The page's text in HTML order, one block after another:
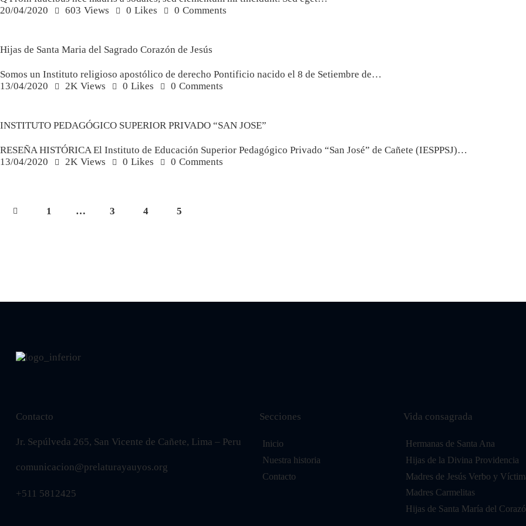
20/04/2020
603 Views 0 Likes 0 Comments
Hijas de Santa Maria del Sagrado Corazón de Jesús
Somos un Instituto religioso apostólico de derecho Pontificio nacido el 8 de Setiembre de…
13/04/2020
2K Views 0 Likes 0 Comments
INSTITUTO PEDAGÓGICO SUPERIOR PRIVADO “SAN JOSE”
RESEÑA HISTÓRICA El Instituto de Educación Superior Pedagógico Privado “San José” de Cañete (IESPPSJ)…
13/04/2020
2K Views 0 Likes 0 Comments
1 … 3 4 5
Contacto
Jr. Sepúlveda 265, San Vicente de Cañete, Lima – Peru
comunicacion@prelaturayauyos.org
+511 5812425
Secciones
Inicio
Nuestra historia
Contacto
Vida consagrada
Hermanas de Santa Ana
Hijas de la Divina Providencia
Madres de Jesús Verbo y
Madres Carmelitas
Hijas de Santa María del